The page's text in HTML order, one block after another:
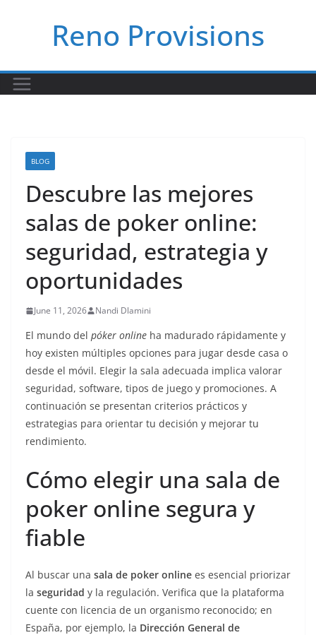
Reno Provisions
BLOG
Descubre las mejores
salas de poker online:
seguridad, estrategia y
oportunidades
June 11, 2026 Nandi Dlamini
El mundo del póker online ha madurado rápidamente y
hoy existen múltiples opciones para jugar desde casa o
desde el móvil. Elegir la sala adecuada implica valorar
seguridad, software, tipos de juego y promociones. A
continuación se presentan criterios prácticos y
estrategias para orientar tu decisión y mejorar tu
rendimiento.
Cómo elegir una sala de
poker online segura y
fiable
Al buscar una sala de poker online es esencial priorizar
la seguridad y la regulación. Verifica que la plataforma
cuente con licencia de un organismo reconocido; en
España, por ejemplo, la Dirección General de